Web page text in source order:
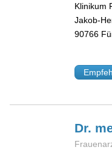
Klinikum
Jakob-
90766
Dr.